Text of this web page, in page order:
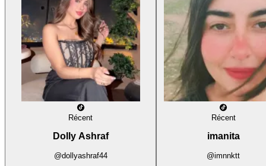
Récent
Dolly Ashraf
@dollyashraf44
Récent
imanita
@imnnktt